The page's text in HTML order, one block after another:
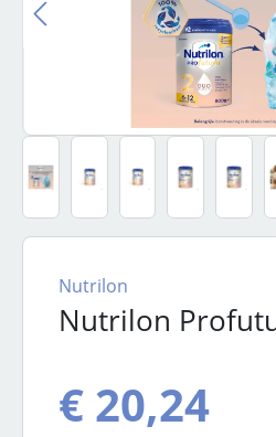
Nutrilon
Nutrilon
€ 20,24